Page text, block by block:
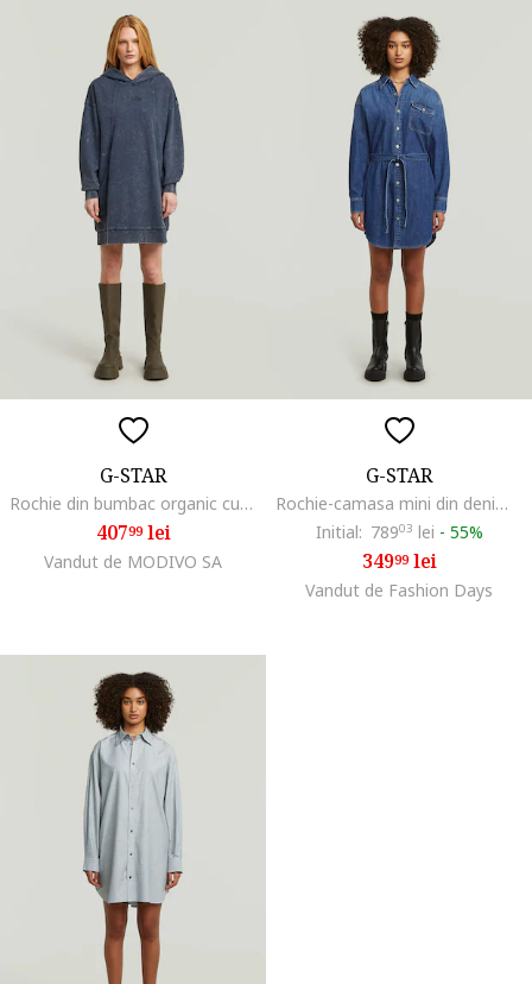
G-STAR
Rochie din bumbac organic cu gluga, Albastru inchis
40799lei
Vandut de MODIVO SA
G-STAR
Rochie-camasa mini din denim cu cordon in talie, Albastru inchis
Initial: 78903 lei - 55%
34999lei
Vandut de Fashion Days